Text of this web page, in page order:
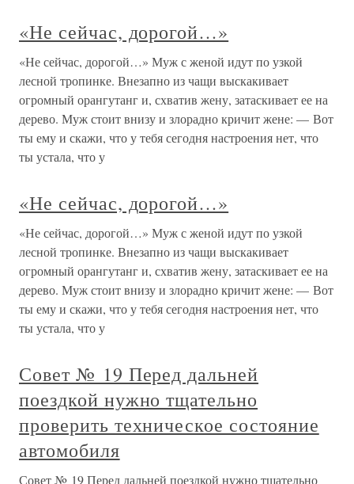
«Не сейчас, дорогой…»
«Не сейчас, дорогой…» Муж с женой идут по узкой
лесной тропинке. Внезапно из чащи выскакивает
огромный орангутанг и, схватив жену, затаскивает ее на
дерево. Муж стоит внизу и злорадно кричит жене: — Вот
ты ему и скажи, что у тебя сегодня настроения нет, что
ты устала, что у
«Не сейчас, дорогой…»
«Не сейчас, дорогой…» Муж с женой идут по узкой
лесной тропинке. Внезапно из чащи выскакивает
огромный орангутанг и, схватив жену, затаскивает ее на
дерево. Муж стоит внизу и злорадно кричит жене: — Вот
ты ему и скажи, что у тебя сегодня настроения нет, что
ты устала, что у
Совет № 19 Перед дальней
поездкой нужно тщательно
проверить техническое состояние
автомобиля
Совет № 19 Перед дальней поездкой нужно тщательно